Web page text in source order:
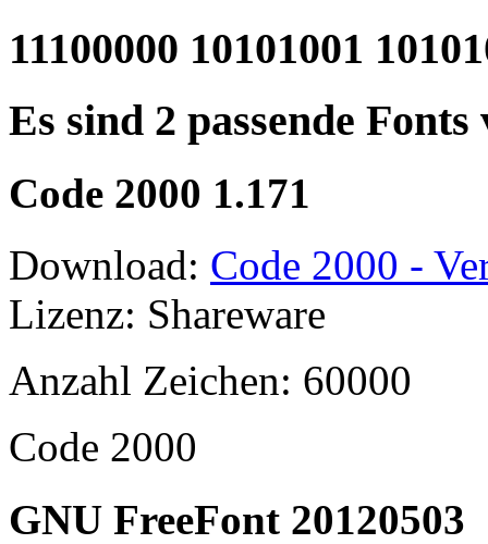
11100000 10101001
Es sind 2 passende
Code 2000 1.171
Download: Code 2000 -
Lizenz: Shareware
Anzahl Zeichen: 60000
Code 2000
GNU FreeFont 20120503